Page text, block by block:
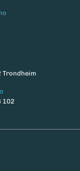
Trondheim
102